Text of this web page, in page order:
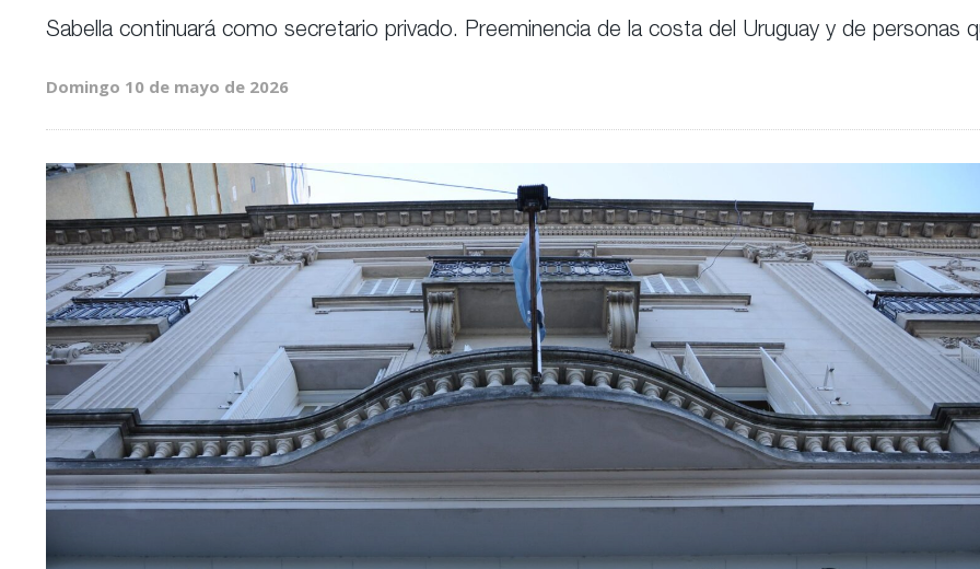
Sabella continuará como secretario privado. Preeminencia de la costa del Uruguay y de personas
Domingo 10 de mayo de 2026